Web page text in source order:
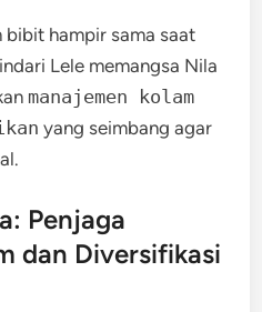
bibit hampir sama saat
Lele memangsa Nila
manajemen kolam
yang seimbang agar
Penjaga
dan Diversifikasi